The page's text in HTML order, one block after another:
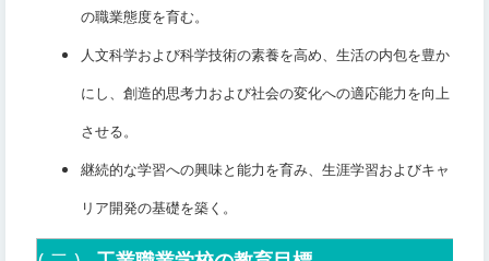
の職業態度を育む。
人文科学および科学技術の素養を高め、生活の内包を豊か
にし、創造的思考力および社会の変化への適応能力を向上
させる。
継続的な学習への興味と能力を育み、生涯学習およびキャ
リア開発の基礎を築く。